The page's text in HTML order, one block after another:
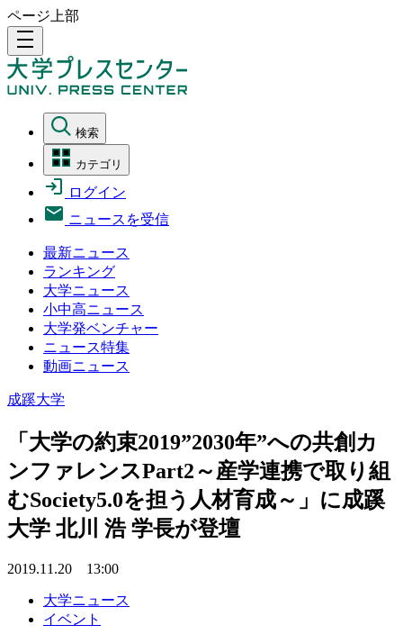
ページ上部
density_medium
検索
カテゴリ
ログイン
ニュースを受信
最新ニュース
ランキング
大学ニュース
小中高ニュース
大学発ベンチャー
ニュース特集
動画ニュース
成蹊大学
「大学の約束2019”2030年”への共創カ
ンファレンスPart2～産学連携で取り組
むSociety5.0を担う人材育成～」に成蹊
大学 北川 浩 学長が登壇
2019.11.20 13:00
大学ニュース
イベント